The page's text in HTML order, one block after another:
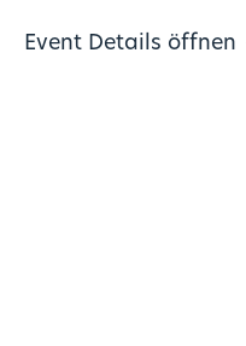
Event Details öffnen